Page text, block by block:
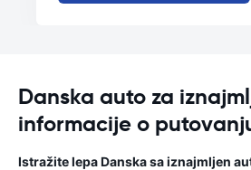
Danska auto za
informacije o
Istražite lepa Danska sa iznajmljen